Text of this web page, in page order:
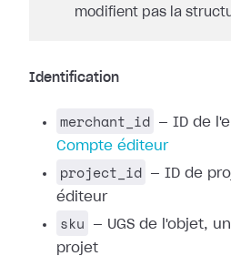
modifient pas la
Identification
merchant_id
— ID de
Compte éditeur
project_id
— ID de
éditeur
sku
— UGS de l'objet,
projet